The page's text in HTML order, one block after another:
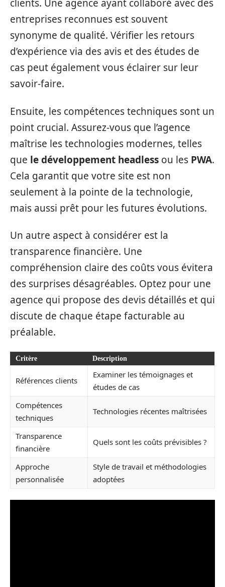
clients. Une agence ayant collaboré avec des
entreprises reconnues est souvent
synonyme de qualité. Vérifier les retours
d’expérience via des avis et des études de
cas peut également vous éclairer sur leur
savoir-faire.
Ensuite, les compétences techniques sont un
point crucial. Assurez-vous que l’agence
maîtrise les technologies modernes, telles
que le développement headless ou les PWA.
Cela garantit que votre site est non
seulement à la pointe de la technologie,
mais aussi prêt pour les futures évolutions.
Un autre aspect à considérer est la
transparence financière. Une
compréhension claire des coûts vous évitera
des surprises désagréables. Optez pour une
agence qui propose des devis détaillés et qui
discute de chaque étape facturable au
préalable.
Critère Description
Références clients
Examiner les témoignages et
études de cas
Compétences
techniques
Technologies récentes maîtrisées
Transparence
financière
Quels sont les coûts prévisibles ?
Approche
personnalisée
Style de travail et méthodologies
adoptées